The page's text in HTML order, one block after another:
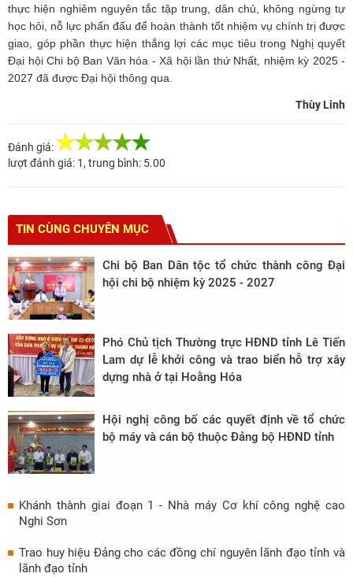
thực hiện nghiêm nguyên tắc tập trung, dân chủ, không ngừng tự
học hỏi, nỗ lực phấn đấu để hoàn thành tốt nhiệm vụ chính trị được
giao, góp phần thực hiện thắng lợi các mục tiêu trong Nghị quyết
Đại hội Chi bộ Ban Văn hóa - Xã hội lần thứ Nhất, nhiệm kỳ 2025 -
2027 đã được Đại hội thông qua.
Thùy Linh
Đánh giá:
lượt đánh giá: 1, trung bình: 5.00
TIN CÙNG CHUYÊN MỤC
Chi bộ Ban Dân tộc tổ chức thành công Đại
hội chi bộ nhiệm kỳ 2025 - 2027
Phó Chủ tịch Thường trực HĐND tỉnh Lê Tiến
Lam dự lễ khởi công và trao biển hỗ trợ xây
dựng nhà ở tại Hoằng Hóa
Hội nghị công bố các quyết định về tổ chức
bộ máy và cán bộ thuộc Đảng bộ HĐND tỉnh
Khánh thành giai đoạn 1 - Nhà máy Cơ khí công nghệ cao
Nghi Sơn
Trao huy hiệu Đảng cho các đồng chí nguyên lãnh đạo tỉnh và
lãnh đạo tỉnh